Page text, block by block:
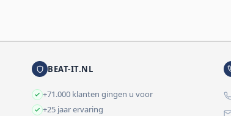
BEAT-IT.NL
+71.000 klanten gingen u voor
+25 jaar ervaring